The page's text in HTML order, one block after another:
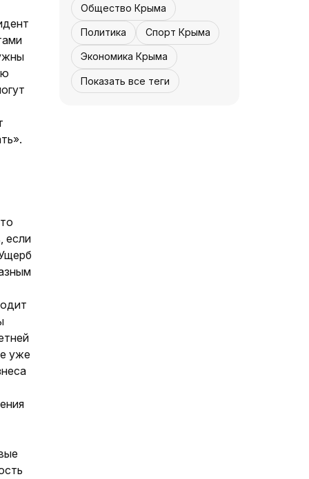
если
уже
Общество Крыма
Политика Спорт Крыма
Экономика Крыма
Показать все теги